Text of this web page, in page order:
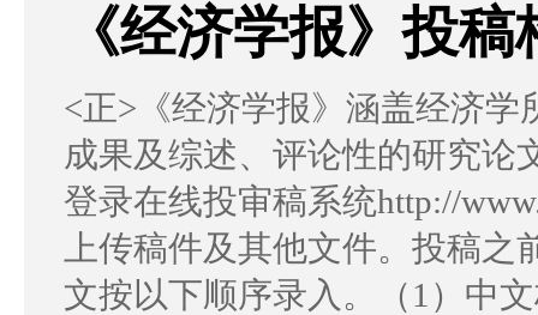
《经济学报》投
<正>《经济学报》涵盖经济
成果及综述、评论性的研究论
登录在线投审稿系统http://
上传稿件及其他文件。投稿
文按以下顺序录入。（1）中